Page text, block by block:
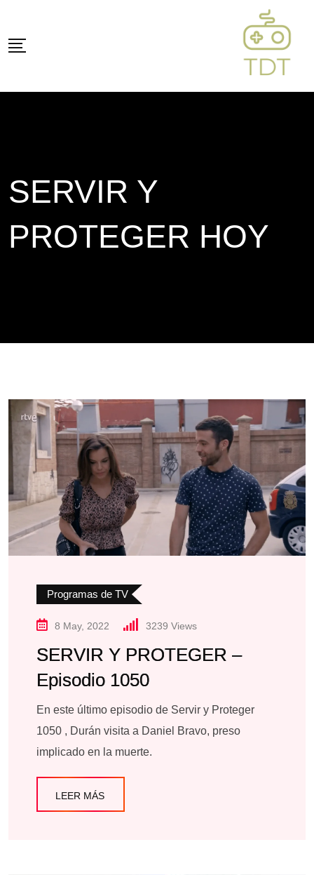
content
SERVIR Y
PROTEGER HOY
Programas de TV
8 May, 2022 3239 Views
SERVIR Y PROTEGER –
Episodio 1050
En este último episodio de Servir y Proteger
1050 , Durán visita a Daniel Bravo, preso
implicado en la muerte.
LEER MÁS